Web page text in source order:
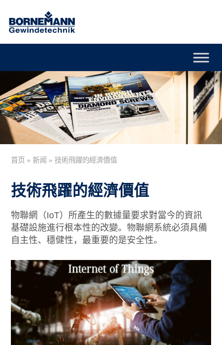
首页 »新闻 »技術飛躍的經濟價值
技術飛躍的經濟價值
物聯網（IoT）所產生的數據量要求對當今的資訊
基礎設施進行根本性的改變。物聯網系統必須具備
自主性、穩健性，最重要的是安全性。